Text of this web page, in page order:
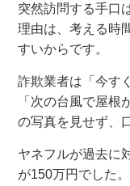
突然訪問する手口
理由は、考える時
すいからです。
詐欺業者は「今す
「次の台風で屋
の写真を見せず、
ヤネフルが過去に
が150万円でした